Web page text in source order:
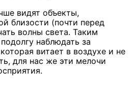
видят объекты,
близости (почти перед
волны света. Таким
наблюдать за
витает в воздухе и не
для нас же эти мелочи